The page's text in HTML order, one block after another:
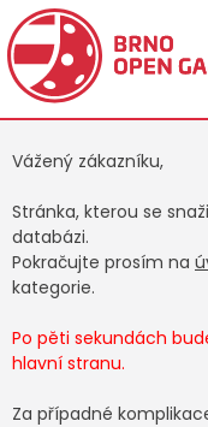
Vážený zákazníku,
Stránka, kterou se
databázi.
Pokračujte prosím na
kategorie.
Po pěti sekundách
hlavní stranu.
Za případné